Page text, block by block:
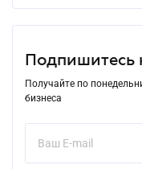
Подпишитесь
Получайте по
бизнеса